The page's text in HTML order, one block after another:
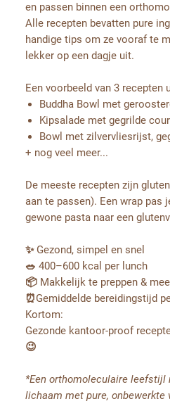
en passen binnen een
Alle recepten bevatten pure
handige tips om ze vooraf te
lekker op een dagje uit.
Een voorbeeld van 3 recepten
Buddha Bowl met
Kipsalade met gegrilde
Bowl met zilvervliesrijst,
+ nog veel meer...
De meeste recepten zijn
aan te passen). Een wrap pas
gewone pasta naar een
✨ Gezond, simpel en snel
🥗 400–600 kcal per lunch
📦 Makkelijk te preppen &
⏰Gemiddelde bereidingstijd
Kortom:
Gezonde kantoor-proof
😉
*Een orthomoleculaire leefstijl
lichaam met pure,